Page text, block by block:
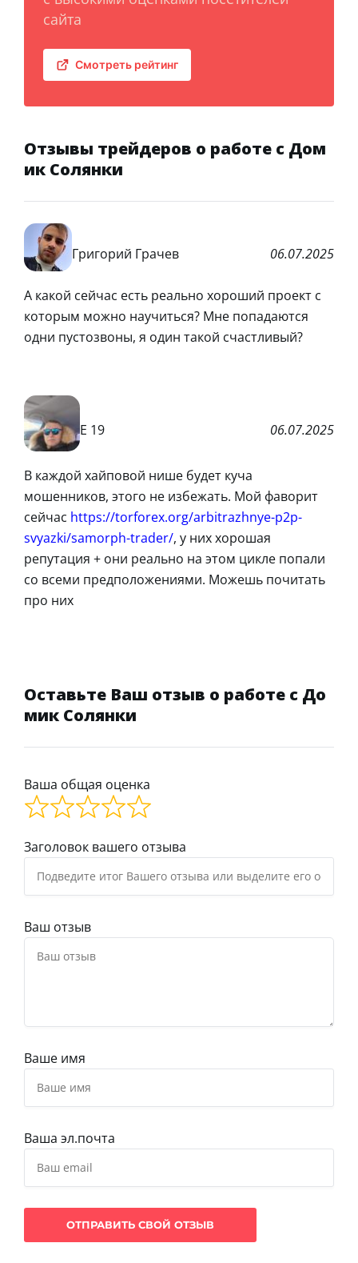
сайта
Смотреть рейтинг
Отзывы трейдеров о работе с Дом
ик Солянки
Григорий Грачев 06.07.2025
А какой сейчас есть реально хороший проект с
которым можно научиться? Мне попадаются
одни пустозвоны, я один такой счастливый?
Е 19 06.07.2025
В каждой хайповой нише будет куча
мошенников, этого не избежать. Мой фаворит
сейчас https://torforex.org/arbitrazhnye-p2p-
svyazki/samorph-trader/, у них хорошая
репутация + они реально на этом цикле попали
со всеми предположениями. Можешь почитать
про них
Оставьте Ваш отзыв о работе с До
мик Солянки
Ваша общая оценка
Заголовок вашего отзыва
Ваш отзыв
Ваше имя
Ваша эл.почта